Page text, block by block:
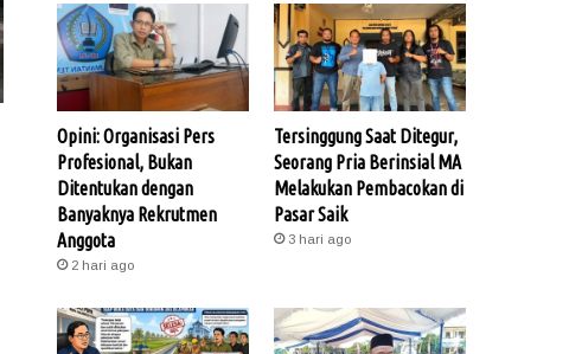
Opini: Organisasi Pers
Profesional, Bukan
Ditentukan dengan
Banyaknya Rekrutmen
Anggota
2 hari ago
Tersinggung Saat Ditegur,
Seorang Pria Berinsial MA
Melakukan Pembacokan di
Pasar Saik
3 hari ago